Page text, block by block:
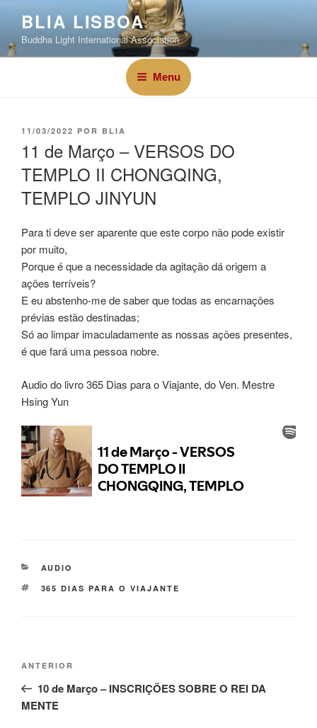
BLIA LISBOA
Buddha Light International Association
Menu
11/03/2022 POR BLIA
11 de Março – VERSOS DO
TEMPLO II CHONGQING,
TEMPLO JINYUN
Para ti deve ser aparente que este corpo não pode existir
por muito,
Porque é que a necessidade da agitação dá origem a
ações terríveis?
E eu abstenho-me de saber que todas as encarnações
prévias estão destinadas;
Só ao limpar imaculadamente as nossas ações presentes,
é que fará uma pessoa nobre.
Audio do livro 365 Dias para o Viajante, do Ven. Mestre
Hsing Yun
AUDIO
365 DIAS PARA O VIAJANTE
ANTERIOR
10 de Março – INSCRIÇÕES SOBRE O REI DA
MENTE